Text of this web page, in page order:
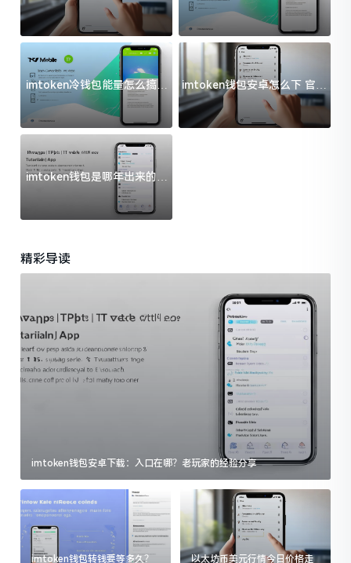
址？三步搞定不踩坑
几件事没处理好
imtoken冷钱包能量怎么搞？
过来人告诉你门道
imtoken钱包安卓怎么下 官方
渠道避坑指南
imtoken钱包是哪年出来的？
一文给你说清楚
精彩导读
imtoken钱包安卓下载：入口在哪？老玩家的经验分享
imtoken钱包转钱要等多久？
以太坊币美元行情今日价格走